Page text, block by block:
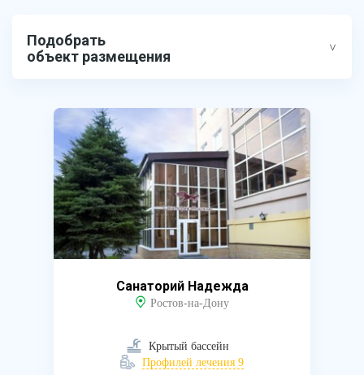
Подобрать
объект размещения
Санаторий Надежда
Ростов-на-Дону
Крытый бассейн
Профилей лечения 9